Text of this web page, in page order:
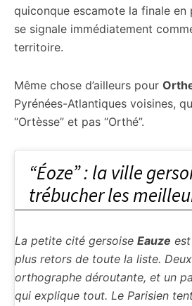
quiconque escamote la finale en
se signale immédiatement
territoire.
Même chose d’ailleurs pour
Pyrénées-Atlantiques voisines,
“Ortèsse” et pas “Orthé”.
“Éoze” : la ville
trébucher les
La petite cité gersoise Eauze
plus retors de toute la liste.
orthographe déroutante, et un
qui explique tout. Le Parisien